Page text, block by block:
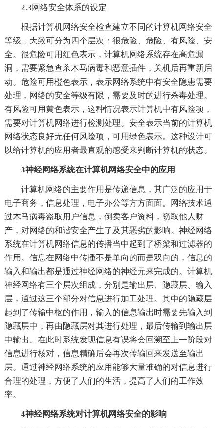
2.3网络安全体系的设定
根据计算机网络安全检查建立不同的计算机网络安全
等级，大致可分为四个层次：很危险、危险、有风险、安
全。很危险可用红色表示，计算机网络系统存在高危漏
洞，需要紧急查杀木马病毒和恶意插件，关机后再重新启
动。危险可用橙色表示，表示网络系统中有安全隐患需要
处理，网络的安全等级有限，需要及时的进行杀毒处理。
有风险可用黄色表示，这种情况表示计算机中有风险项，
需要对计算机网络进行检测处理。安全表示当前的计算机
网络状态良好无任何风险项，可用绿色表示。这种设计可
以给计算机的应用者最直观的感受来判断计算机的状态。
3神经网络系统在计算机网络安全中的应用
计算机网络的主要作用是传递信息，其广泛的应用于
电子商务，信息处理，电子办公等方方面面。网络技术通
过木马病毒盗取用户信息，倒卖客户资料，窃取他人财
产，对网络的和谐安全产生了及其恶劣的影响。神经网络
系统在计算机网络信息的传播当中起到了桥梁和过滤器的
作用。信息在网络中传播不是单向的而是双向的，信息的
输入和输出都是通过神经网络的神经元来完成的。计算机
神经网络有三个层次组成，分别是输出层、隐藏层、输入
层，通过这三个部分对信息进行加工处理。其中的隐藏层
起到了传输中枢的作用，输入的信息输出时需要先输入到
隐藏层中，再由隐藏层对其进行处理，最后传输到输出层
中输出。在此时系统发现信息有误将会回溯至上一阶段对
信息进行核对，信息精确后会再次传输回来发送至输出
层。通过神经网络系统的应用能够大量准确的对信息进行
合理的处理，方便了人们的生活，提高了人们的工作效
率。
4神经网络系统对计算机网络安全的影响